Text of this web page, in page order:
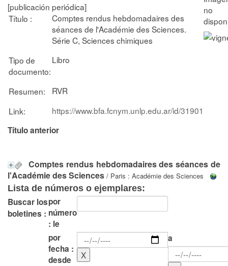
[publicación periódica]
Título :
Comptes rendus hebdomadaires des
séances de l'Académie des Sciences.
Série C, Sciences chimiques
Tipo de
documento:
Libro
Resumen:
RVR
Link:
https://www.bfa.fcnym.unlp.edu.ar/id/31901
Título anterior
Comptes rendus hebdomadaires des séances de
l'Académie des Sciences / Paris : Académie des Sciences
Lista de números o ejemplares:
Buscar los
boletines :
por
número
: le
por
fecha :
desde
a